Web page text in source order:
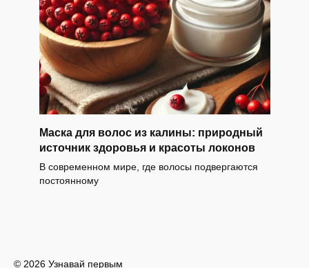
Маска для волос из калины: природный
источник здоровья и красоты локонов
В современном мире, где волосы подвергаются
постоянному
© 2026 Узнавай первым